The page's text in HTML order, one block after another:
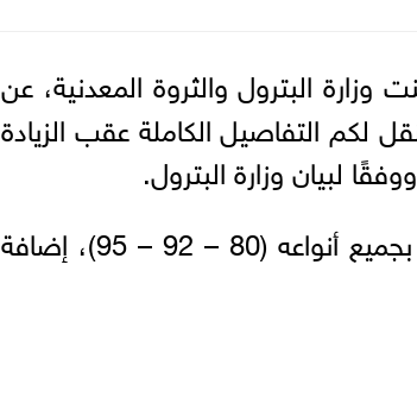
وزارة البترول والثروة المعدنية، عن
لكم التفاصيل الكاملة عقب الزيادة
وشملت الزيادة الجديدة في البنزين بجميع أنواعه (80 – 92 – 95)، إضافة